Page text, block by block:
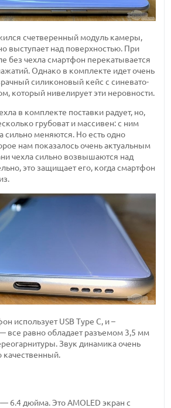
счетверенный модуль камеры,
выступает над поверхностью. При
без чехла смартфон перекатывается
Однако в комплекте идет очень
силиконовый кейс с синевато-
который нивелирует эти неровности.
в комплекте поставки радует, но,
грубоват и массивен: с ним
сильно меняются. Но есть одно
нам показалось очень актуальным
чехла сильно возвышаются над
это защищает его, когда смартфон
использует USB Type C, и –
все равно обладает разъемом 3,5 мм
Звук динамика очень
качественный.
6.4 дюйма. Это AMOLED экран с